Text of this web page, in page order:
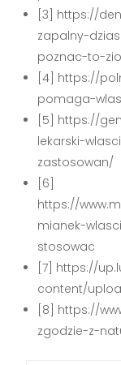
[3] https://
zapalny-
poznac-to-
[4] https://
pomaga-
[5] https://
lekarski-
zastosowan/
[6]
https://
mianek-
stosowac
[7] https://
content/
[8] https://
zgodzie-z-